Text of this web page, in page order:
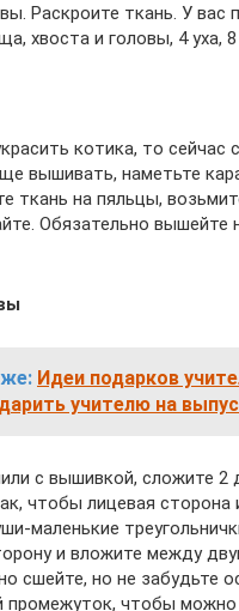
Раскроите ткань. У вас
хвоста и головы, 4 уха, 8
котика, то сейчас
вышивать, наметьте
ткань на пяльцы,
Обязательно вышейте
Идеи подарков
учителю на
с вышивкой, сложите 2
чтобы лицевая сторона
маленькие
и вложите между
сшейте, но не забудьте
промежуток, чтобы